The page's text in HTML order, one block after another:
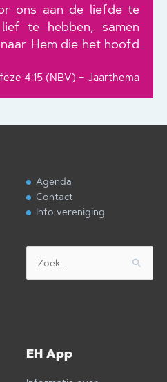
ons aan de liefde te
te hebben, samen
Hem die het hoofd
4:15 (NBV) – Jaarthema
Agenda
Contact
Info vereniging
naar:
EH App